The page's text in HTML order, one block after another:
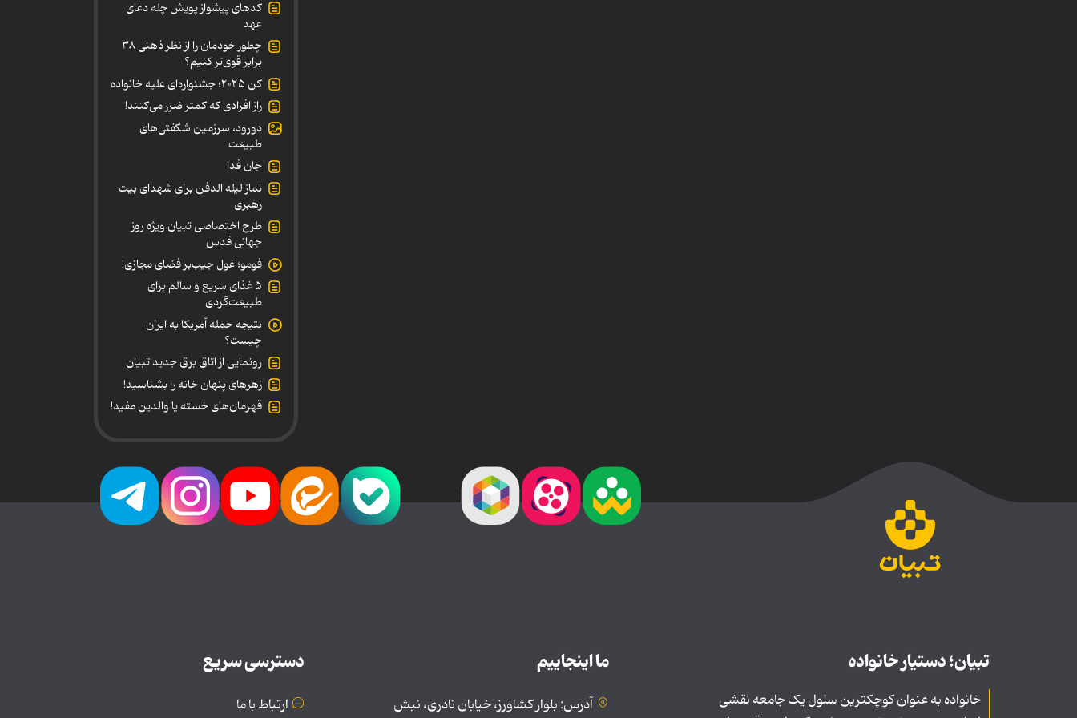
کدهای پیشواز پویش چله دعای
عهد
چطور خودمان را از نظر ذهنی ۳۸
برابر قوی‌تر کنیم؟
کن ۲۰۲۵؛ جشنواره‌ای علیه خانواده
راز افرادی که کمتر ضرر می‌کنند!
دورود، سرزمین شگفتی‌های
طبیعت
جان فدا
نماز لیله الدفن برای شهدای بیت
رهبری
طرح اختصاصی تبیان ویژه روز
جهانی قدس
فومو؛ غول جیب‌بر فضای مجازی!
۵ غذای سریع و سالم برای
طبیعت‌گردی
نتیجه حمله آمریکا به ایران
چیست؟
رونمایی از اتاق برق جدید تبیان
زهرهای پنهان خانه را بشناسید!
قهرمان‌های خسته یا والدین مفید!
تبیان؛ دستیار خانواده
خانواده به عنوان کوچکترین سلول یک جامعه نقشی
ما اینجاییم
آدرس: بلوار کشاورز، خیابان نادری، نبش
دسترسی سریع
ارتباط با ما